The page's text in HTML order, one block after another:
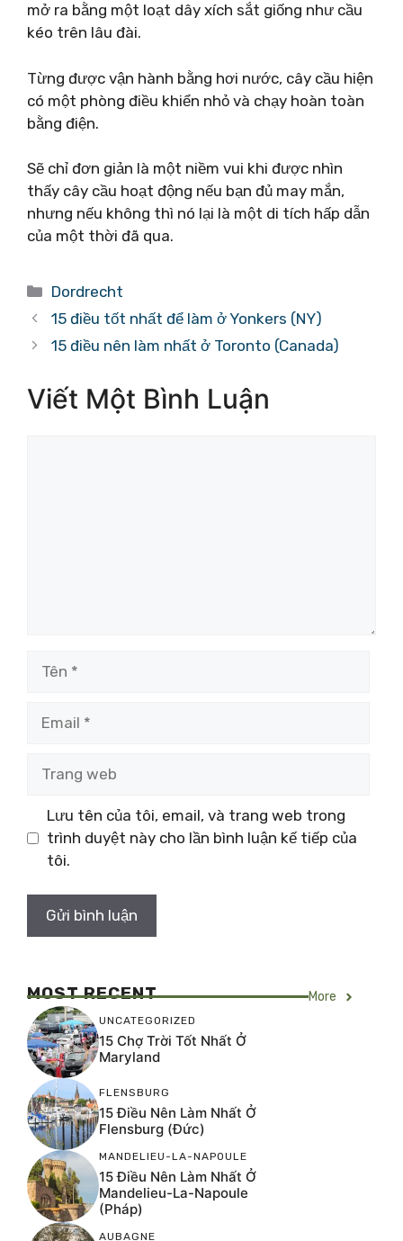
mở ra bằng một loạt dây xích sắt giống như cầu
kéo trên lâu đài.
Từng được vận hành bằng hơi nước, cây cầu hiện
có một phòng điều khiển nhỏ và chạy hoàn toàn
bằng điện.
Sẽ chỉ đơn giản là một niềm vui khi được nhìn
thấy cây cầu hoạt động nếu bạn đủ may mắn,
nhưng nếu không thì nó lại là một di tích hấp dẫn
của một thời đã qua.
Danh
mục
Dordrecht
15 điều tốt nhất để làm ở Yonkers (NY)
15 điều nên làm nhất ở Toronto (Canada)
Viết Một Bình Luận
web
Lưu tên của tôi, email, và trang web trong
trình duyệt này cho lần bình luận kế tiếp của
tôi.
MOST RECENT More
UNCATEGORIZED
15 Chợ Trời Tốt Nhất Ở
Maryland
FLENSBURG
15 Điều Nên Làm Nhất Ở
Flensburg (Đức)
MANDELIEU-LA-NAPOULE
15 Điều Nên Làm Nhất Ở
Mandelieu-La-Napoule
(Pháp)
AUBAGNE